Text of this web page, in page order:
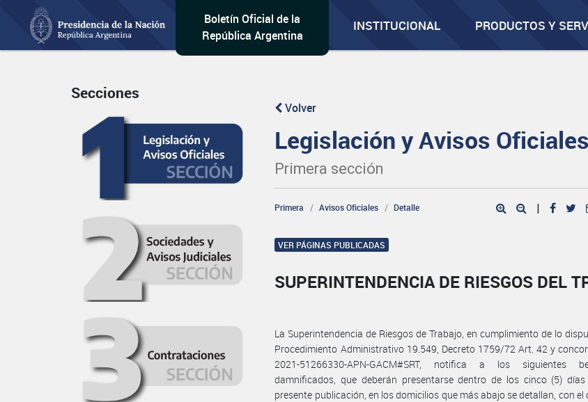
Boletín Oficial de la
República Argentina
INSTITUCIONAL PRODUCTOS Y
Secciones
Volver
Legislación y Avisos Oficiales
Primera sección
Primera Avisos Oficiales Detalle |
VER PÁGINAS PUBLICADAS
SUPERINTENDENCIA DE RIESGOS DEL
La Superintendencia de Riesgos de Trabajo, en cumplimiento de lo
Procedimiento Administrativo 19.549, Decreto 1759/72 Art. 42 y
2021-51266330-APN-GACM#SRT, notifica a los siguientes
damnificados, que deberán presentarse dentro de los cinco (5)
presente publicación, en los domicilios que más abajo se detallan, con el